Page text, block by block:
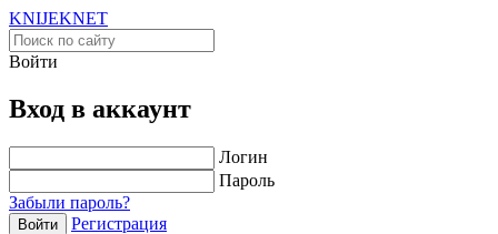
KNIJEKNET
Войти
Вход в аккаунт
Логин
Пароль
Забыли пароль?
Войти
Регистрация